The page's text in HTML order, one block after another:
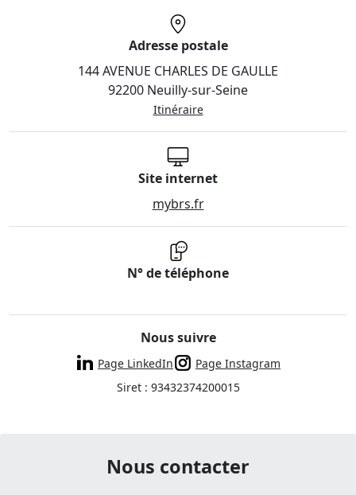
Adresse postale
144 AVENUE CHARLES DE GAULLE
92200 Neuilly-sur-Seine
Itinéraire
Site internet
mybrs.fr
N° de téléphone
Nous suivre
Page LinkedIn
Page Instagram
Siret : 93432374200015
Nous contacter